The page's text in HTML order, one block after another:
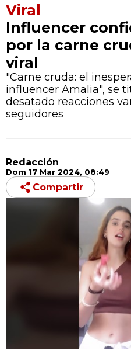
Viral
Influencer
por la carne
viral
"Carne cruda: el
influencer Amalia", se
desatado reacciones
seguidores
Redacción
Dom 17 Mar 2024, 08:49
Compartir